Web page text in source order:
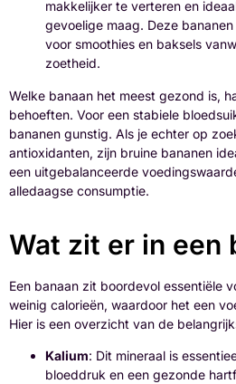
makkelijker te verteren en
gevoelige maag. Deze
voor smoothies en baksels
zoetheid.
Welke banaan het meest gezond is,
behoeften. Voor een stabiele
bananen gunstig. Als je echter op
antioxidanten, zijn bruine bananen
een uitgebalanceerde
alledaagse consumptie.
Wat zit er in een
Een banaan zit boordevol essentiële
weinig calorieën, waardoor het een
Hier is een overzicht van de
Kalium: Dit mineraal is
bloeddruk en een gezonde